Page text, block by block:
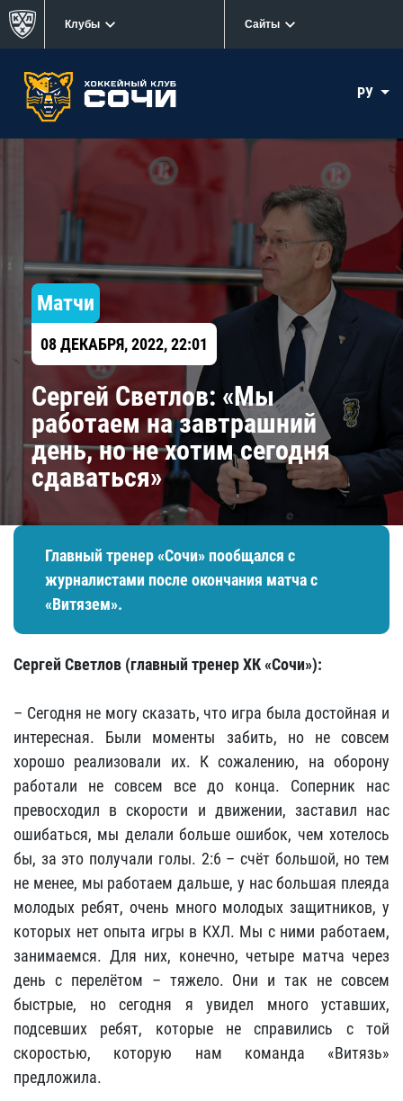
Клубы Сайты
РУ
Матчи
08 ДЕКАБРЯ, 2022, 22:01
Сергей Светлов: «Мы
работаем на завтрашний
день, но не хотим сегодня
сдаваться»
Главный тренер «Сочи» пообщался с
журналистами после окончания матча с
«Витязем».
Сергей Светлов (главный тренер ХК «Сочи»):
– Сегодня не могу сказать, что игра была достойная и
интересная. Были моменты забить, но не совсем
хорошо реализовали их. К сожалению, на оборону
работали не совсем все до конца. Соперник нас
превосходил в скорости и движении, заставил нас
ошибаться, мы делали больше ошибок, чем хотелось
бы, за это получали голы. 2:6 – счёт большой, но тем
не менее, мы работаем дальше, у нас большая плеяда
молодых ребят, очень много молодых защитников, у
которых нет опыта игры в КХЛ. Мы с ними работаем,
занимаемся. Для них, конечно, четыре матча через
день с перелётом – тяжело. Они и так не совсем
быстрые, но сегодня я увидел много уставших,
подсевших ребят, которые не справились с той
скоростью, которую нам команда «Витязь»
предложила.